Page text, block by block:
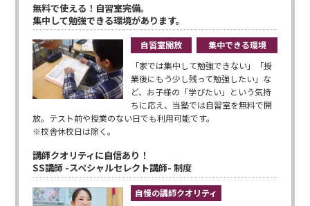
無料で使える！自習室完備。
集中して勉強できる環境があります。
自習室開放
集中できる環境
「家では集中して勉強できない」「授
業後にもう少し残って勉強したい」な
ど、お子様の「学びたい」という気持
ちに応え、当塾では自習室を無料で開
放。テスト前や授業のない日でも利用可能です。
※校舎休校日は除く。
講師クオリティに自信あり！
SS講師 -スペシャルセレクト講師- 制度
自慢の講師クオリティ